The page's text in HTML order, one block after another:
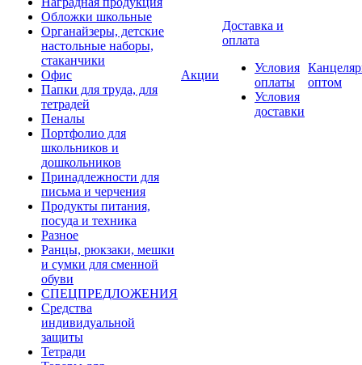
Обложки школьные
Органайзеры, детские
настольные наборы,
стаканчики
Офис
Папки для труда, для
тетрадей
Пеналы
Портфолио для
школьников и
дошкольников
Принадлежности для
письма и черчения
Продукты питания,
посуда и техника
Разное
Ранцы, рюкзаки, мешки
и сумки для сменной
обуви
СПЕЦПРЕДЛОЖЕНИЯ
Средства
индивидуальной
защиты
Тетради
Акции
Доставка и
оплата
Условия
оплаты
Условия
доставки
оптом